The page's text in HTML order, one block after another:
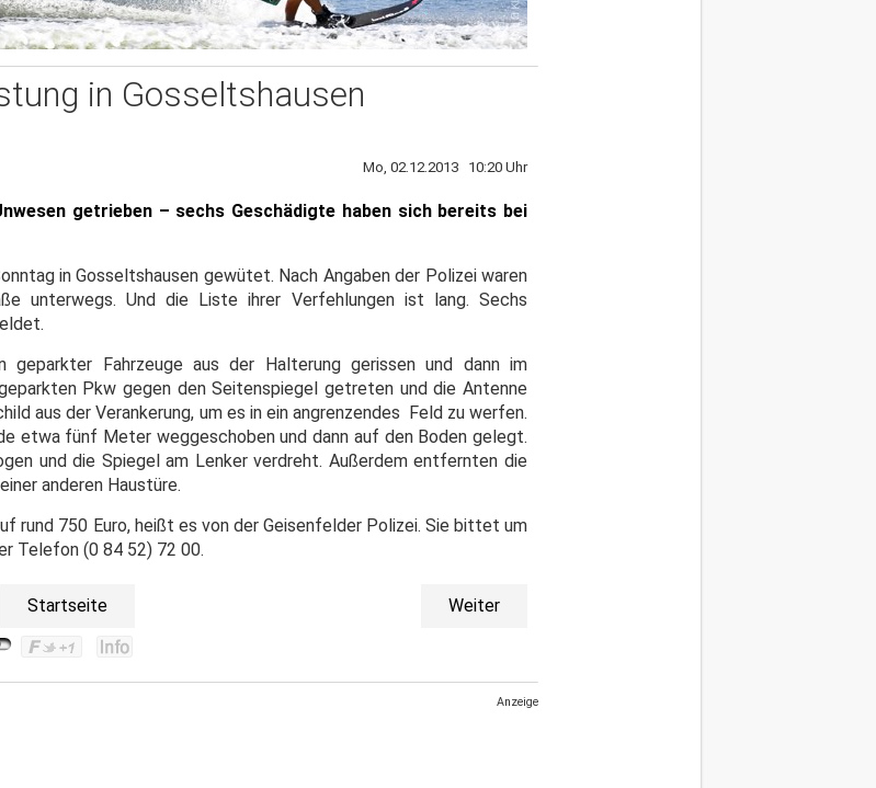
in Gosseltshausen
Mo, 02.12.2013 10:20 Uhr
getrieben – sechs Geschädigte haben sich bereits bei
in Gosseltshausen gewütet. Nach Angaben der Polizei waren
unterwegs. Und die Liste ihrer Verfehlungen ist lang. Sechs
geparkter Fahrzeuge aus der Halterung gerissen und dann im
Pkw gegen den Seitenspiegel getreten und die Antenne
aus der Verankerung, um es in ein angrenzendes Feld zu werfen.
etwa fünf Meter weggeschoben und dann auf den Boden gelegt.
und die Spiegel am Lenker verdreht. Außerdem entfernten die
anderen Haustüre.
750 Euro, heißt es von der Geisenfelder Polizei. Sie bittet um
Telefon (0 84 52) 72 00.
Startseite Weiter
Anzeige